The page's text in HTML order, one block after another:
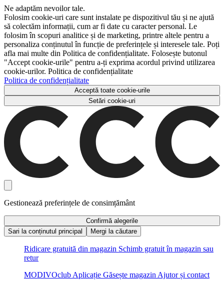
Ne adaptăm nevoilor tale.
Folosim cookie-uri care sunt instalate pe dispozitivul tău și ne ajută
să colectăm informații, cum ar fi date cu caracter personal. Le
folosim în scopuri analitice și de marketing, printre altele pentru a
personaliza conținutul în funcție de preferințele și interesele tale. Poți
afla mai multe din Politica de confidențialitate. Folosește butonul
"Accept cookie-urile" pentru a-ți exprima acordul privind utilizarea
cookie-urilor. Politica de confidențialitate
Politica de confidențialitate
Acceptă toate cookie-urile
Setări cookie-uri
Gestionează preferințele de consimțământ
Confirmă alegerile
Sari la conținutul principal
Mergi la căutare
Ridicare gratuită din magazin Schimb gratuit în magazin sau
retur
MODIVOclub Aplicație Găsește magazin Ajutor și contact